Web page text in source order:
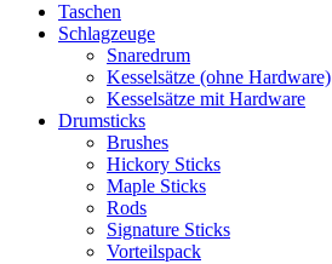
Taschen
Schlagzeuge
Snaredrum
Kesselsätze (ohne Hardware)
Kesselsätze mit Hardware
Drumsticks
Brushes
Hickory Sticks
Maple Sticks
Rods
Signature Sticks
Vorteilspack